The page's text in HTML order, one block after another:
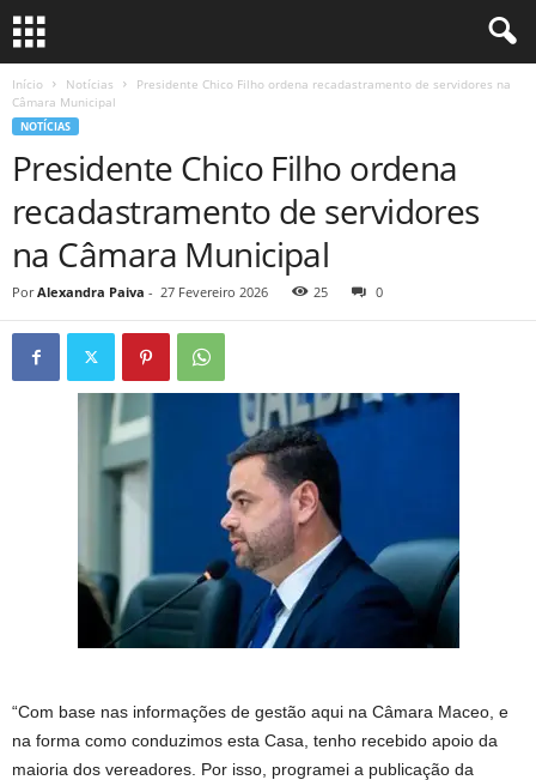
Início Notícias
Presidente Chico Filho ordena recadastramento de servidores na
Câmara Municipal
NOTÍCIAS
Presidente Chico Filho ordena
recadastramento de servidores
na Câmara Municipal
Por Alexandra Paiva - 27 Fevereiro 2026 25 0
“Com base nas informações de gestão aqui na Câmara Maceo, e
na forma como conduzimos esta Casa, tenho recebido apoio da
maioria dos vereadores. Por isso, programei a publicação da